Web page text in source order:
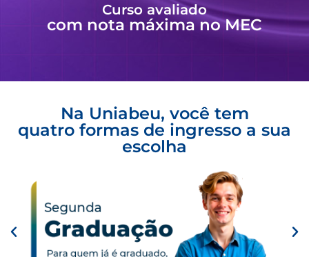
Curso avaliado
com nota máxima no MEC
Na Uniabeu, você tem
quatro formas de ingresso a sua
escolha